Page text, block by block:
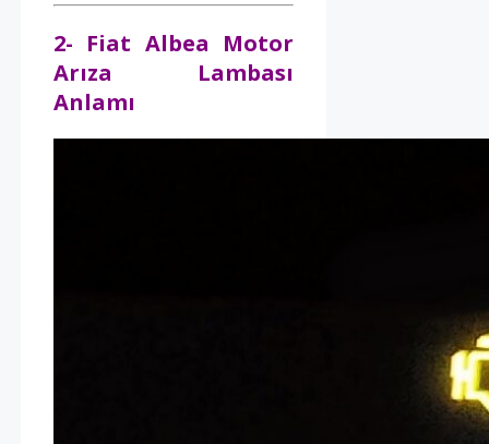
2- Fiat Albea Motor
Arıza Lambası
Anlamı